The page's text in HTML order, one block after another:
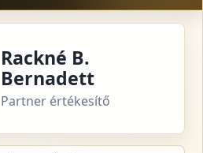
Rackné B.
Bernadett
Partner értékesítő